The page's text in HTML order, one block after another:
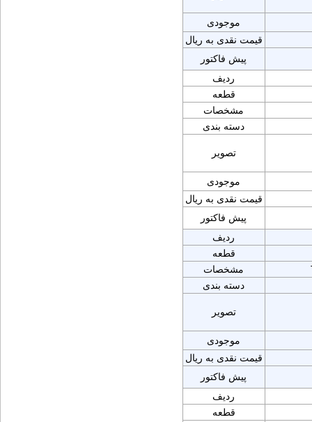
موجودی
قیمت نقدی به ریال
پیش فاکتور
ردیف
قطعه
مشخصات
دسته بندی
تصویر
موجودی
قیمت نقدی به ریال
پیش فاکتور
ردیف
قطعه
مشخصات
دسته بندی
تصویر
موجودی
قیمت نقدی به ریال
پیش فاکتور
ردیف
قطعه